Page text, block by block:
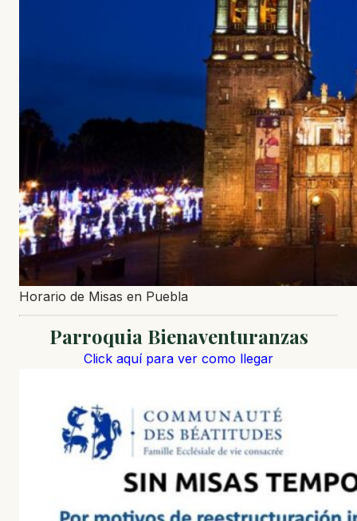
Horario de Misas en Puebla
Parroquia Bienaventuranzas
Click aquí para ver como llegar